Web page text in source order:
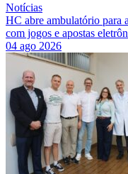
Notícias
HC abre ambulatório para
com jogos e apostas
04 ago 2026